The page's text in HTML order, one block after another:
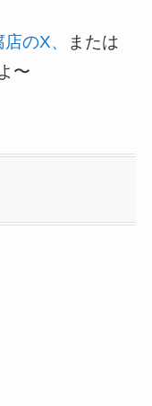
店のX、
または
〜